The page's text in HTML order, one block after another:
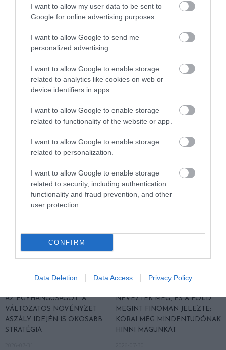
I want to allow my user data to be sent to
Google for online advertising purposes.
I want to allow Google to send me
personalized advertising.
I want to allow Google to enable storage
related to analytics like cookies on web or
device identifiers in apps.
I want to allow Google to enable storage
related to functionality of the website or app.
I want to allow Google to enable storage
related to personalization.
I want to allow Google to enable storage
related to security, including authentication
functionality and fraud prevention, and other
user protection.
CONFIRM
Data Deletion Data Access Privacy Policy
NEM CSAK A FÖLD
SZOMJAZIK: LÉGKÖRI ASZÁLY
NÖVÉNYEKBŐL
HŐKUPOLA MAGYARORSZÁG
FELETT: MI EZ A LÁTHATATLAN
ALATTA A TERMÉSZETTEL?
AZ EGYHANGÚSÁGOT: A
VÁLTOZATOS NÖVÉNYZET
ASZÁLY IDEJÉN IS OKOSABB
STRATÉGIA
NEVEZTEK MEG, ÉS A FÖLD
MEGINT FINOMAN JELEZTE:
KORAI MÉG MINDENTUDÓNAK
HINNI MAGUNKAT